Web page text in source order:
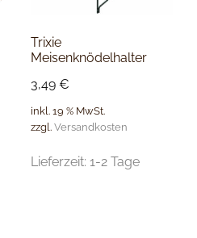
Trixie
Meisenknödelhalter
3,49€
inkl. 19 % MwSt.
zzgl.Versandkosten
Lieferzeit:1-2 Tage